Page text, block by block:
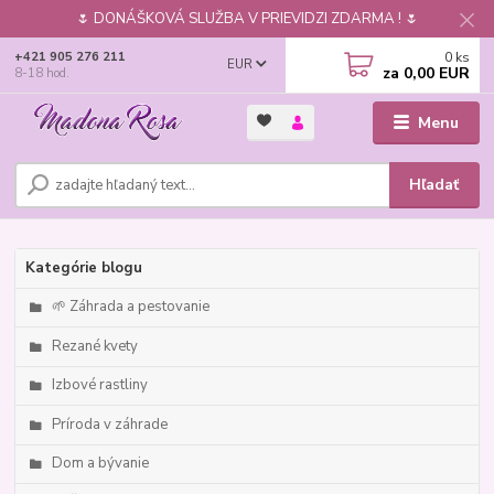
🌷 DONÁŠKOVÁ SLUŽBA V PRIEVIDZI ZDARMA ! 🌷
Menu
EUR
Hľadať
+421 905 276 211
8-18 hod.
0 ks
za 0,00 EUR
Kategórie blogu
🌱 Záhrada a pestovanie
Rezané kvety
Izbové rastliny
Príroda v záhrade
Dom a bývanie